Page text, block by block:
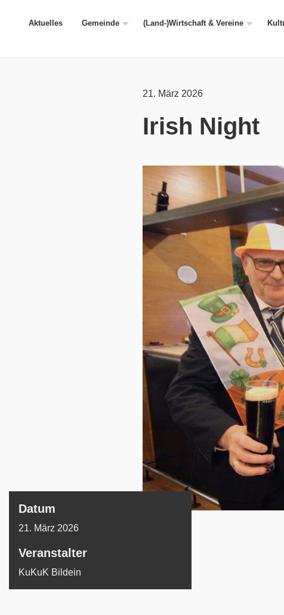
Aktuelles Gemeinde (Land-)Wirtschaft & Vereine
21. März 2026
Irish Night
Datum
21. März 2026
Veranstalter
KuKuK Bildein